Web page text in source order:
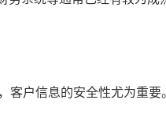
客户信息的安全性尤为重